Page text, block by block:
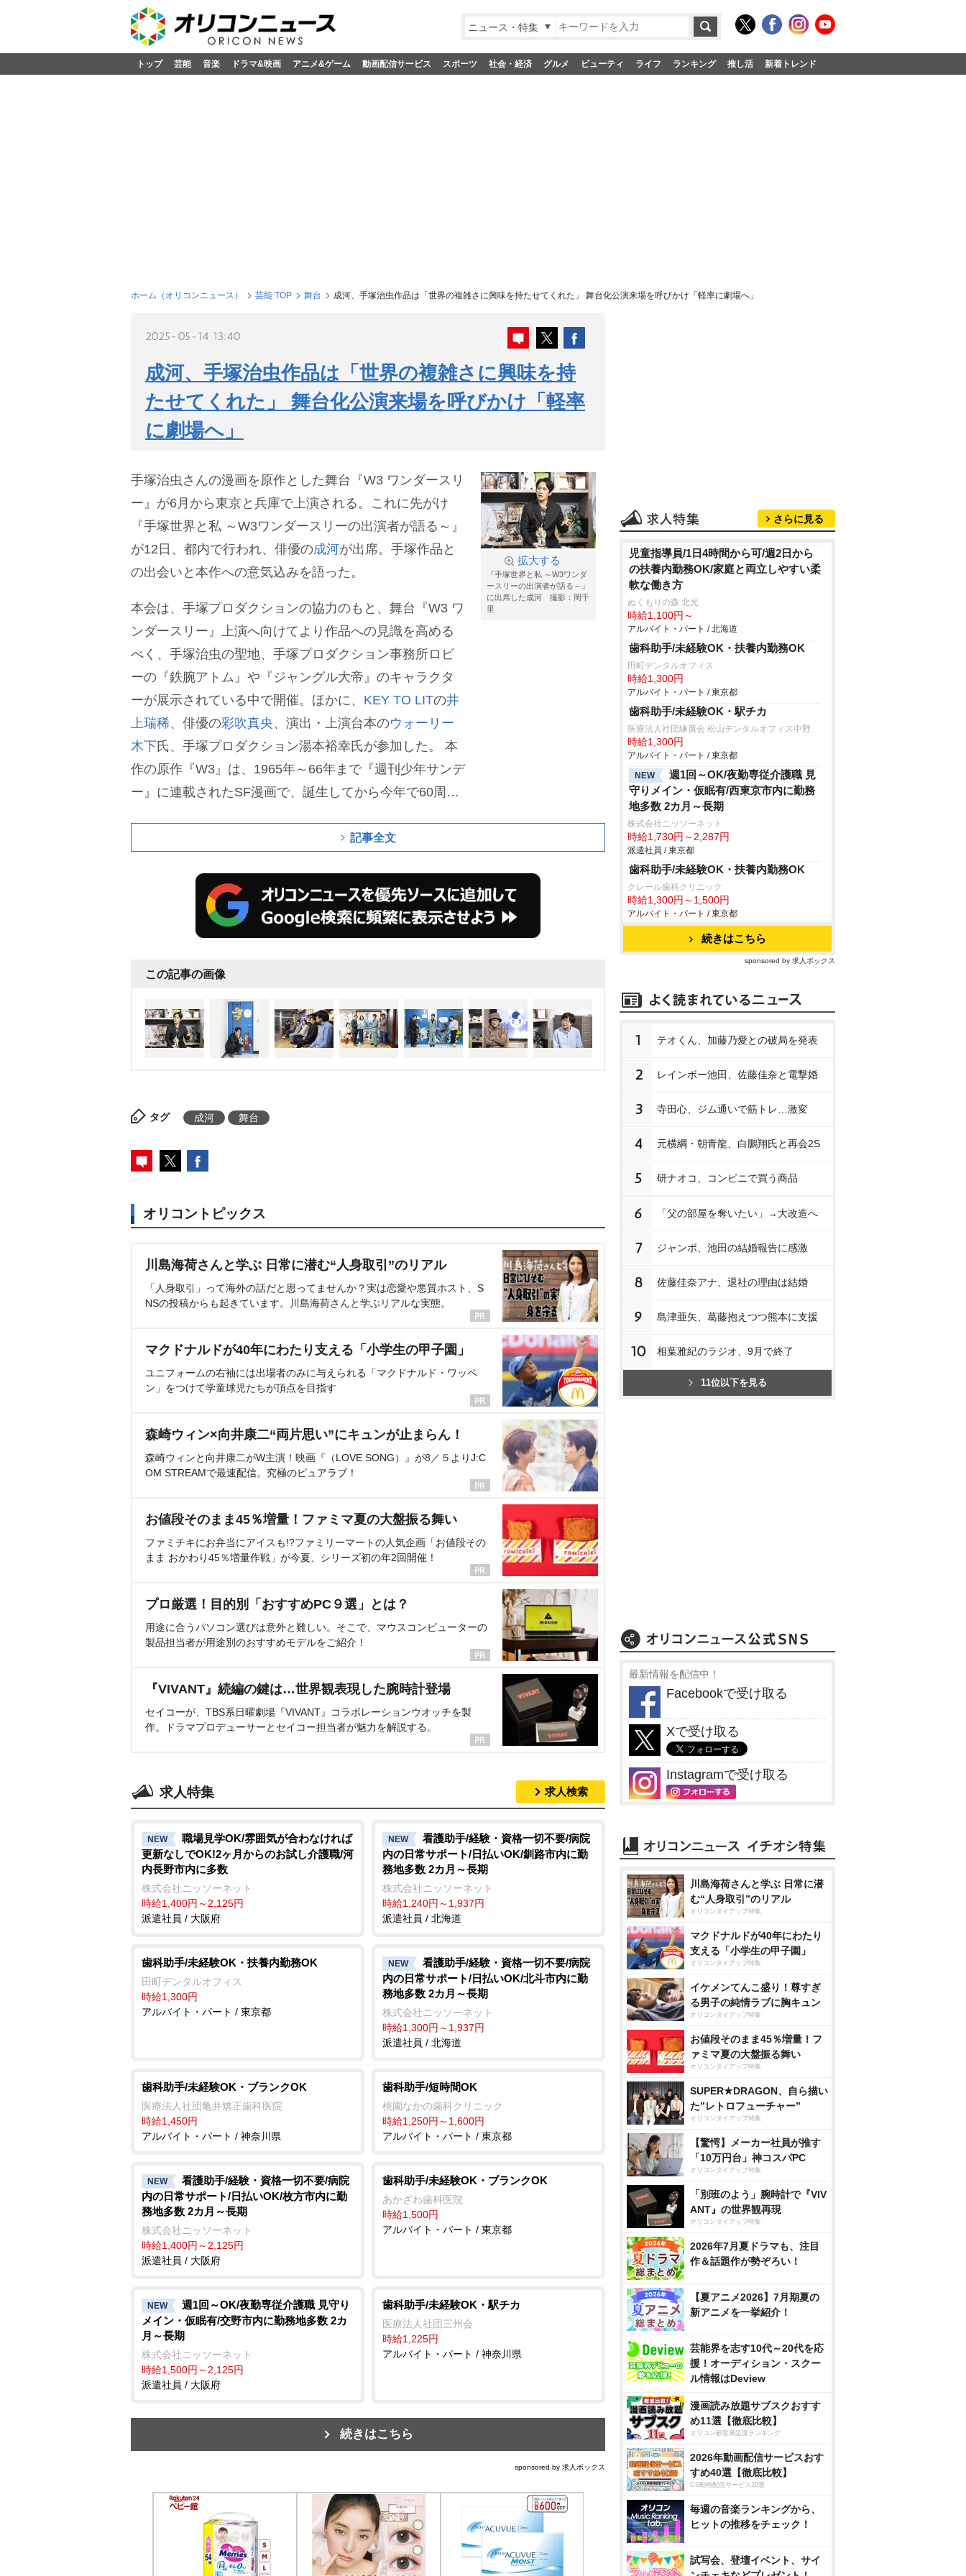
ニュース・特集
トップ 芸能 音楽 ドラマ&映画 アニメ&ゲーム 動画配信サービス スポーツ 社会・経済 グルメ ビューティ ライフ ランキング 推し活 新着トレンド
ホーム（オリコンニュース） 芸能 TOP 舞台 成河、手塚治虫作品は「世界の複雑さに興味を持たせてくれた」 舞台化公演来場を呼びかけ「軽率に劇場へ」
2025-05-14 13:40
成河、手塚治虫作品は「世界の複雑さに興味を持
たせてくれた」 舞台化公演来場を呼びかけ「軽率
に劇場へ」
拡大する
『手塚世界と私 ～W3ワンダ
ースリーの出演者が語る～』
に出席した成河 撮影：岡千
里
手塚治虫さんの漫画を原作とした舞台『W3 ワンダースリ
ー』が6月から東京と兵庫で上演される。これに先がけ
『手塚世界と私 ～W3ワンダースリーの出演者が語る～』
が12日、都内で行われ、俳優の成河が出席。手塚作品と
の出会いと本作への意気込みを語った。
本会は、手塚プロダクションの協力のもと、舞台『W3 ワ
ンダースリー』上演へ向けてより作品への見識を高める
べく、手塚治虫の聖地、手塚プロダクション事務所ロビ
ーの『鉄腕アトム』や『ジャングル大帝』のキャラクタ
ーが展示されている中で開催。ほかに、 KEY TO LITの井
上瑞稀、俳優の彩吹真央、演出・上演台本のウォーリー
木下氏、手塚プロダクション湯本裕幸氏が参加した。
本
作の原作『W3』は、1965年～66年まで『週刊少年サンデ
ー』に連載されたSF漫画で、誕生してから今年で60周年
れだけは断じて殺されても翻せない主義がある。それは
き続けたい」と語ったといわれている。
記事全文
この記事の画像
タグ 成河 舞台
オリコントピックス
川島海荷さんと学ぶ 日常に潜む“人身取引”のリアル
「人身取引」って海外の話だと思ってませんか？実は恋愛や悪質ホスト、S
NSの投稿からも起きています。川島海荷さんと学ぶリアルな実態。
マクドナルドが40年にわたり支える「小学生の甲子園」
ユニフォームの右袖には出場者のみに与えられる「マクドナルド・ワッペ
ン」をつけて学童球児たちが頂点を目指す
森崎ウィン×向井康二“両片思い”にキュンが止まらん！
森崎ウィンと向井康二がW主演！映画『（LOVE SONG）』が8／５よりJ:C
OM STREAMで最速配信。究極のピュアラブ！
お値段そのまま45％増量！ファミマ夏の大盤振る舞い
ファミチキにお弁当にアイスも!?ファミリーマートの人気企画「お値段その
まま おかわり45％増量作戦」が今夏、シリーズ初の年2回開催！
プロ厳選！目的別「おすすめPC９選」とは？
用途に合うパソコン選びは意外と難しい。そこで、マウスコンピューターの
製品担当者が用途別のおすすめモデルをご紹介！
『VIVANT』続編の鍵は…世界観表現した腕時計登場
セイコーが、TBS系日曜劇場『VIVANT』コラボレーションウオッチを製
作。ドラマプロデューサーとセイコー担当者が魅力を解説する。
求人特集 求人検索
NEW
職場見学OK/雰囲気が合わなければ
更新なしでOK!2ヶ月からのお試し介護職/河
内長野市内に多数
株式会社ニッソーネット
時給1,400円～2,125円
派遣社員 / 大阪府
NEW
看護助手/経験・資格一切不要/病院
内の日常サポート/日払いOK/釧路市内に勤
務地多数 2カ月～長期
株式会社ニッソーネット
時給1,240円～1,937円
派遣社員 / 北海道
歯科助手/未経験OK・扶養内勤務OK
田町デンタルオフィス
時給1,300円
アルバイト・パート / 東京都
NEW
看護助手/経験・資格一切不要/病院
内の日常サポート/日払いOK/北斗市内に勤
務地多数 2カ月～長期
株式会社ニッソーネット
時給1,300円～1,937円
派遣社員 / 北海道
歯科助手/未経験OK・ブランクOK
医療法人社団亀井矯正歯科医院
時給1,450円
アルバイト・パート / 神奈川県
歯科助手/短時間OK
桃園なかの歯科クリニック
時給1,250円～1,600円
アルバイト・パート / 東京都
NEW
看護助手/経験・資格一切不要/病院
内の日常サポート/日払いOK/枚方市内に勤
務地多数 2カ月～長期
株式会社ニッソーネット
時給1,400円～2,125円
派遣社員 / 大阪府
歯科助手/未経験OK・ブランクOK
あかざわ歯科医院
時給1,500円
アルバイト・パート / 東京都
NEW
週1回～OK/夜勤専従介護職 見守り
メイン・仮眠有/交野市内に勤務地多数 2カ
月～長期
株式会社ニッソーネット
時給1,500円～2,125円
派遣社員 / 大阪府
歯科助手/未経験OK・駅チカ
医療法人社団三州会
時給1,225円
アルバイト・パート / 神奈川県
続きはこちら
sponsored by 求人ボックス
さらに見る
児童指導員/1日4時間から可/週2日から
の扶養内勤務OK/家庭と両立しやすい柔
軟な働き方
ぬくもりの森 北光
時給1,100円～
アルバイト・パート / 北海道
歯科助手/未経験OK・扶養内勤務OK
田町デンタルオフィス
時給1,300円
アルバイト・パート / 東京都
歯科助手/未経験OK・駅チカ
医療法人社団練廣会 松山デンタルオフィス中野
時給1,300円
アルバイト・パート / 東京都
NEW
週1回～OK/夜勤専従介護職 見
守りメイン・仮眠有/西東京市内に勤務
地多数 2カ月～長期
株式会社ニッソーネット
時給1,730円～2,287円
派遣社員 / 東京都
歯科助手/未経験OK・扶養内勤務OK
クレール歯科クリニック
時給1,300円～1,500円
アルバイト・パート / 東京都
続きはこちら
sponsored by 求人ボックス
1 テオくん、加藤乃愛との破局を発表
2 レインボー池田、佐藤佳奈と電撃婚
3 寺田心、ジム通いで筋トレ…激変
4 元横綱・朝青龍、白鵬翔氏と再会2S
5 研ナオコ、コンビニで買う商品
6 「父の部屋を奪いたい」→大改造へ
7 ジャンボ、池田の結婚報告に感激
8 佐藤佳奈アナ、退社の理由は結婚
9 島津亜矢、葛藤抱えつつ熊本に支援
10 相葉雅紀のラジオ、9月で終了
11位以下を見る
最新情報を配信中！
Facebookで受け取る
Xで受け取る
Instagramで受け取る
川島海荷さんと学ぶ 日常に潜
む“人身取引”のリアル
オリコンタイアップ特集
マクドナルドが40年にわたり
支える「小学生の甲子園」
オリコンタイアップ特集
イケメンてんこ盛り！尊すぎ
る男子の純情ラブに胸キュン
オリコンタイアップ特集
お値段そのまま45％増量！フ
ァミマ夏の大盤振る舞い
オリコンタイアップ特集
SUPER★DRAGON、自ら描い
た”レトロフューチャー”
オリコンタイアップ特集
【驚愕】メーカー社員が推す
「10万円台」神コスパPC
オリコンタイアップ特集
「別班のよう」腕時計で『VIV
ANT』の世界観再現
オリコンタイアップ特集
2026年7月夏ドラマも、注目
作＆話題作が勢ぞろい！
【夏アニメ2026】7月期夏の
新アニメを一挙紹介！
芸能界を志す10代～20代を応
援！オーディション・スクー
ル情報はDeview
漫画読み放題サブスクおすす
め11選【徹底比較】
オリコン顧客満足度ランキング
2026年動画配信サービスおす
すめ40選【徹底比較】
CS動画配信サービス20選
毎週の音楽ランキングから、
ヒットの推移をチェック！
試写会、登壇イベント、サイ